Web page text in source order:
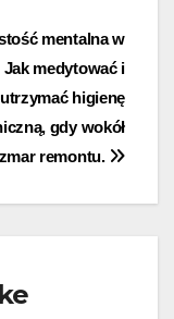
mentalna w
medytować i
utrzymać higienę
gdy wokół
remontu.